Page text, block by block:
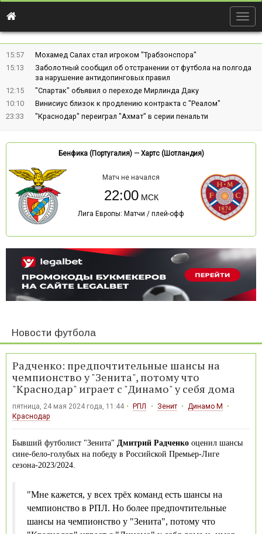
15:57
Мохамед Салах стал игроком "Трабзонспора"
15:13
Заболотный сообщил об отстранении от футбола на полгода
за нарушение антидопинговых правил
12:15
"Спартак" объявил о переходе Мирлинда Даку
10:10
Винисиус близок к продлению контракта с "Реалом"
23:33
"Краснодар" переиграл "Ахмат" в серии пенальти
Бенфика (Португалия)— Хартс (Шотландия)
Матч не начался
22:00
Лига Европы: Матчи / плей-офф
Новости футбола
Радченко: предпочтительные шансы на
чемпионство у "Зенита", потому что
"Краснодар" играет с "Динамо" у себя дома
пятница, 24 мая 2024 года, 11:44 РПЛ Зенит
Динамо М
Краснодар
Бывший футболист "Зенита" Дмитрий Радченко оценил шансы
сине-бело-голубых на победу в Российской Премьер-Лиге
сезона-2023/2024.
"Мне кажется, у всех трёх команд есть шансы на
чемпионство в РПЛ. Но более предпочтительные
шансы на чемпионство у "Зенита", потому что